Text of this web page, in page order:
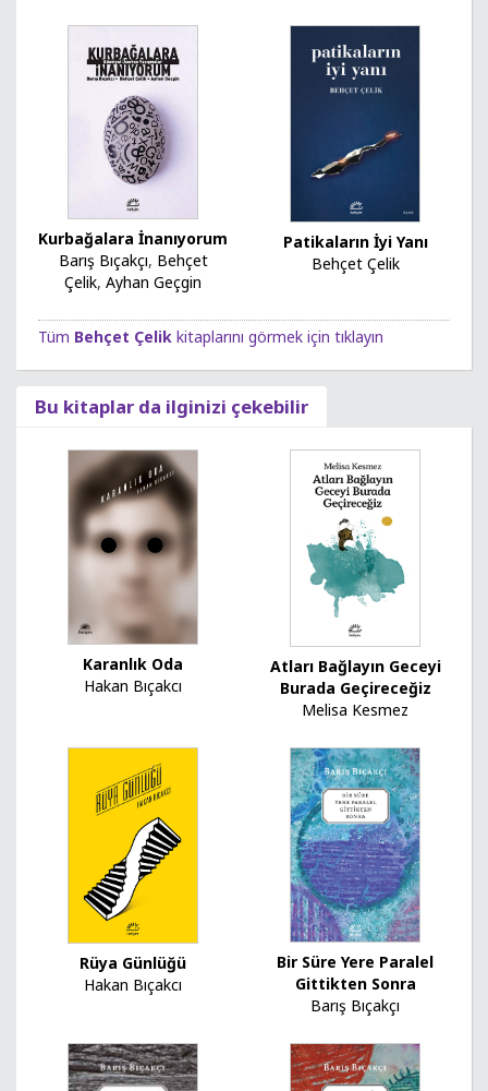
Kurbağalara İnanıyorum
Barış Bıçakçı, Behçet
Çelik, Ayhan Geçgin
Patikaların İyi Yanı
Behçet Çelik
Tüm Behçet Çelik kitaplarını görmek için tıklayın
Bu kitaplar da ilginizi çekebilir
Karanlık Oda
Hakan Bıçakcı
Atları Bağlayın Geceyi
Burada Geçireceğiz
Melisa Kesmez
Rüya Günlüğü
Hakan Bıçakcı
Bir Süre Yere Paralel
Gittikten Sonra
Barış Bıçakçı